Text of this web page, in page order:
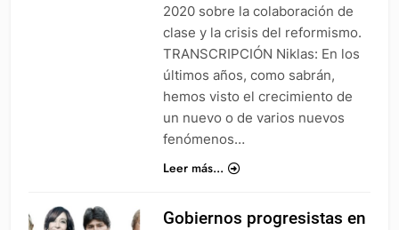
2020 sobre la colaboración de
clase y la crisis del reformismo.
TRANSCRIPCIÓN Niklas: En los
últimos años, como sabrán,
hemos visto el crecimiento de
un nuevo o de varios nuevos
fenómenos…
Leer más...
Gobiernos progresistas en